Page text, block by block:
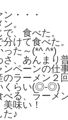
・・・
。
、食べた。
けて食べた。
った～(*^.^*)
、あんまり
ンペーンの仕
のラーメン２
くらい(◎-◎)
る、ラーメ
味い！
た♪